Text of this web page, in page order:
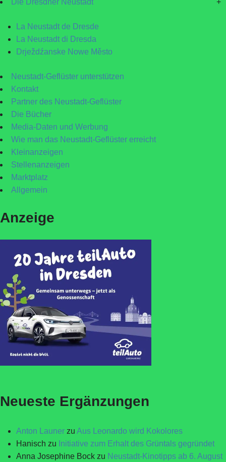
Die Dresdner Neustadt +
La Neustadt de Dresde
La Neustadt di Dresda
Drježdźanske Nowe Město
Neustadt-Geflüster unterstützen
Kontakt
Partner des Neustadt-Geflüster
Die Bücher
Media-Daten und Werbung
Wie man das Neustadt-Geflüster erreicht
Kleinanzeigen
Stellenanzeigen
Marktplatz
Allgemein
Anzeige
Neueste Ergänzungen
Anton Launer zu Aus Leonardo wird Kokolores
Hanisch zu Initiative zum Erhalt des Grüntals gegründet
Anna Josephine Bock zu Neustadt-Kinotipps ab 6. August